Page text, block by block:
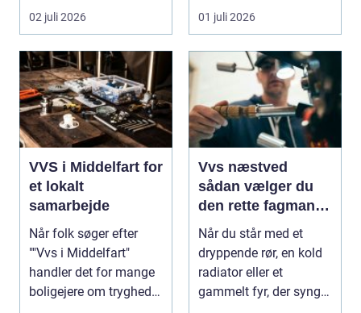
tr&ae...
02 juli 2026
kulissen ligger et net af
st...
01 juli 2026
VVS i Middelfart for
et lokalt
samarbejde
Når folk søger efter
""Vvs i Middelfart"
handler det for mange
boligejere om tryghed i
Vvs næstved
sådan vælger du
den rette fagmand
til vand, varme og
energi
Når du står med et
dryppende rør, en kold
radiator eller et
gammelt fyr, der synger